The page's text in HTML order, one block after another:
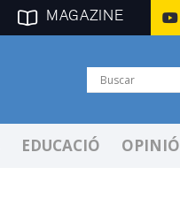
MAGAZINE
EDUCACIÓ OPINIÓ